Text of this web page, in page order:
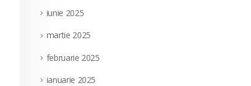
iunie 2025
martie 2025
februarie 2025
ianuarie 2025